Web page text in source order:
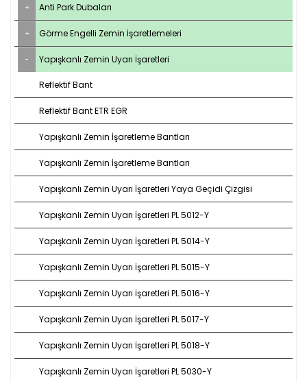
Anti Park Dubaları
Görme Engelli Zemin İşaretlemeleri
Yapışkanlı Zemin Uyarı İşaretleri
Reflektif Bant
Reflektif Bant ETR EGR
Yapışkanlı Zemin İşaretleme Bantları
Yapışkanlı Zemin İşaretleme Bantları
Yapışkanlı Zemin Uyarı İşaretleri Yaya Geçidi Çizgisi
Yapışkanlı Zemin Uyarı İşaretleri PL 5012-Y
Yapışkanlı Zemin Uyarı İşaretleri PL 5014-Y
Yapışkanlı Zemin Uyarı İşaretleri PL 5015-Y
Yapışkanlı Zemin Uyarı İşaretleri PL 5016-Y
Yapışkanlı Zemin Uyarı İşaretleri PL 5017-Y
Yapışkanlı Zemin Uyarı İşaretleri PL 5018-Y
Yapışkanlı Zemin Uyarı İşaretleri PL 5030-Y